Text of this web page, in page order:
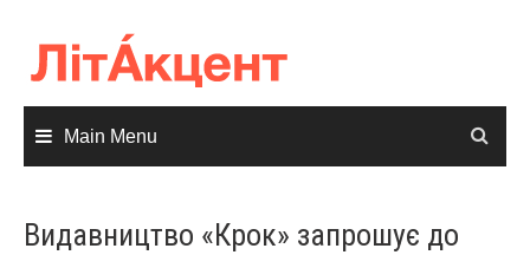
content
Main Menu
Видавництво «Крок» запрошує до